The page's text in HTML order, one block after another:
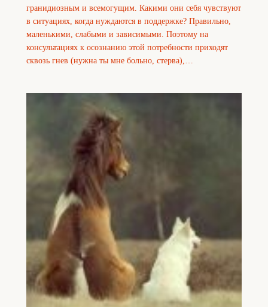
гранидиозным и всемогущим. Какими они себя чувствуют
в ситуациях, когда нуждаются в поддержке? Правильно,
маленькими, слабыми и зависимыми. Поэтому на
консультациях к осознанию этой потребности приходят
сквозь гнев (нужна ты мне больно, стерва),…